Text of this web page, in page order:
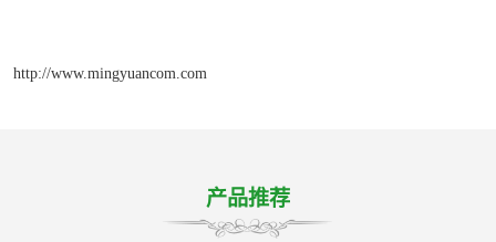
http://www.mingyuancom.com
产品推荐